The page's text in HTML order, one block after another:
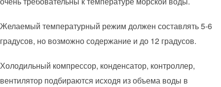
Желаемый температурный режим должен составлять 5-6
градусов, но возможно содержание и до 12 градусов.
Холодильный компрессор, конденсатор, контроллер,
вентилятор подбираются исходя из объема воды в